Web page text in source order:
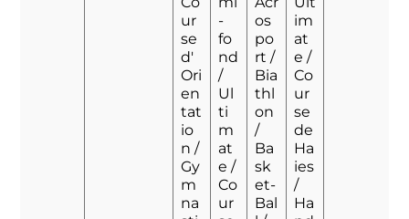
ur
se
d'
Ori
en
tat
io
n /
Gy
m
na
-
fo
nd
/
Ul
ti
m
at
e /
Co
ur
os
po
rt /
Bia
thl
on
/
Ba
sk
et-
Bal
im
at
e /
Co
ur
se
de
Ha
ies
/
Ha